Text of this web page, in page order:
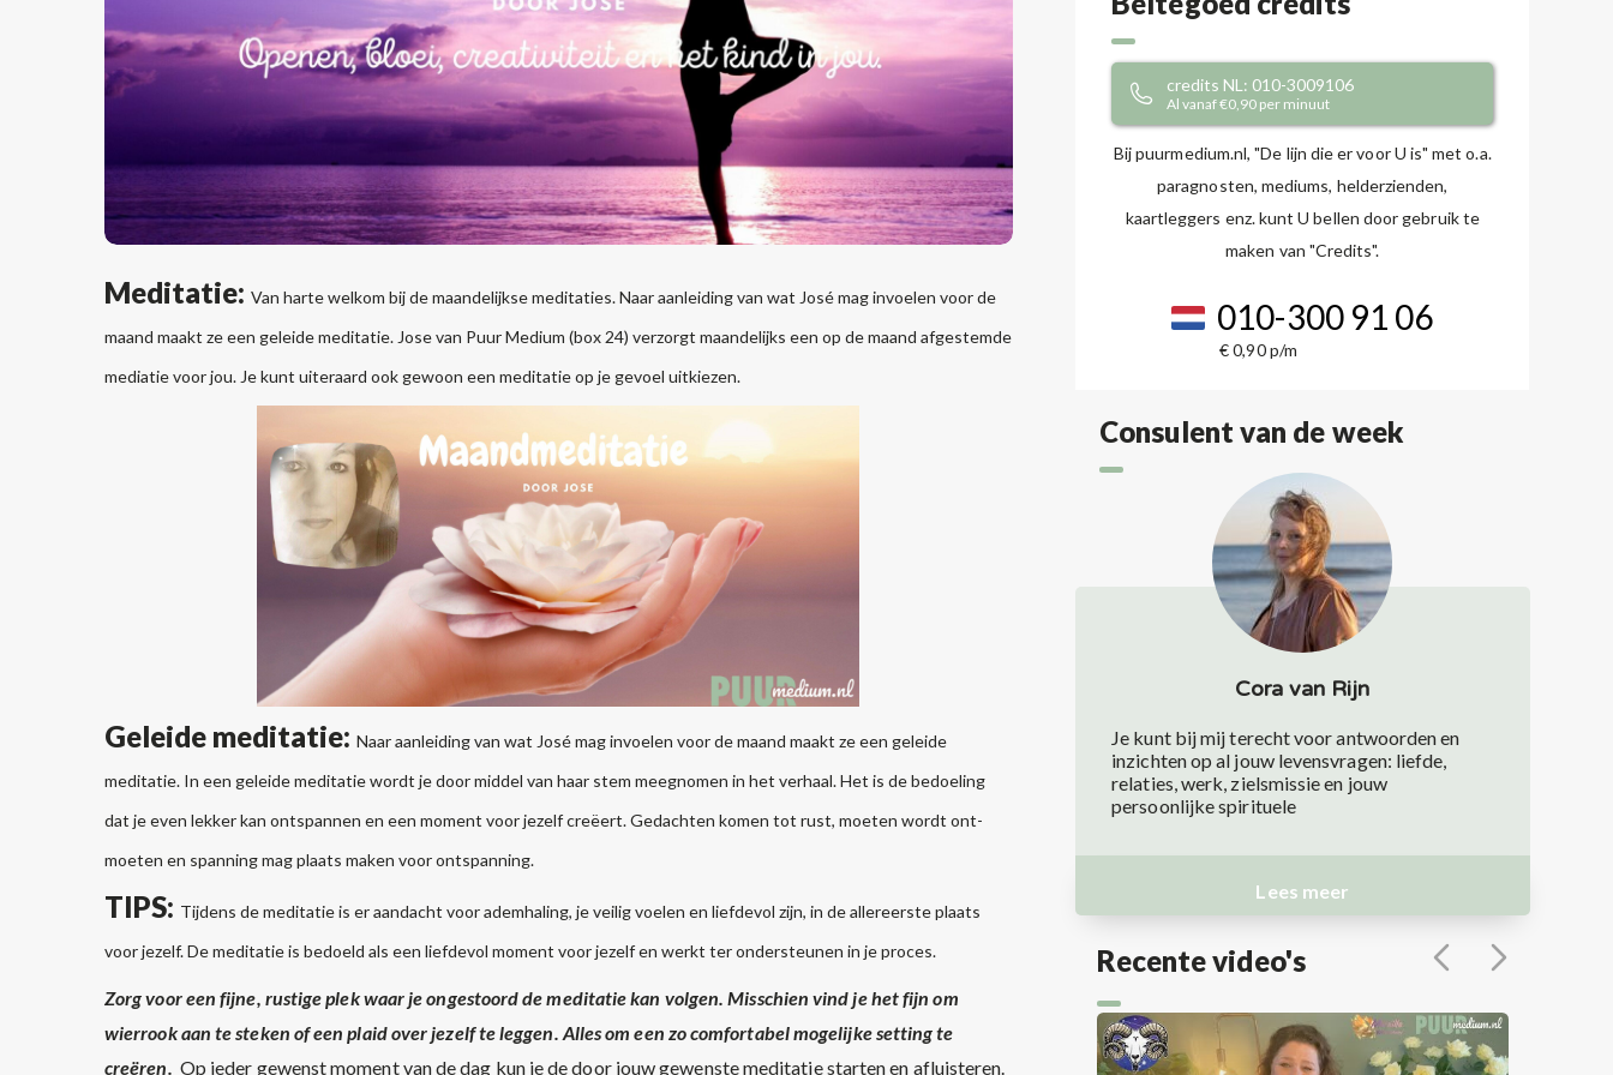
Meditatie: Van harte welkom bij de maandelijkse meditaties. Naar aanleiding van wat Josémag invoelen voor de
maand maakt ze een geleide meditatie. Jose van Puur Medium (box 24) verzorgt maandelijks een op de maand afgestemde
mediatie voor jou. Je kunt uiteraard ook gewoon een meditatie op je gevoel uitkiezen.
Geleide meditatie: Naar aanleiding van wat Josémag invoelen voor de maand maakt ze een geleide
meditatie. In een geleide meditatie wordt je door middel van haar stem meegnomen in het verhaal. Het is de bedoeling
dat je even lekker kan ontspannen en een moment voor jezelf creëert. Gedachten komen tot rust, moeten wordt ont-
moeten en spanning mag plaats maken voor ontspanning.
TIPS: Tijdens de meditatie is er aandacht voor ademhaling, je veilig voelen en liefdevol zijn, in de allereerste plaats
voor jezelf. De meditatie is bedoeld als een liefdevol moment voor jezelf en werkt ter ondersteunen in je proces.
Zorg voor een fijne, rustige plek waar je ongestoord de meditatie kan volgen. Misschien vind je het fijn om
wierrook aan te steken of een plaid over jezelf te leggen. Alles om een zo comfortabel mogelijke setting te
creëren. Op ieder gewenst moment van de dag kun je de door jouw gewenste meditatie starten en afluisteren.
credits NL: 010-3009106
Al vanaf €0,90 per minuut
Bij puurmedium.nl, "De lijn die er voor U is" met o.a.
paragnosten, mediums, helderzienden,
kaartleggers enz. kunt U bellen door gebruik te
maken van "Credits".
010-300 91 06
€ 0,90 p/m
Consulent van de week
Cora van Rijn
Je kunt bij mij terecht voor antwoorden en
inzichten op al jouw levensvragen: liefde,
relaties, werk, zielsmissie en jouw
persoonlijke spirituele
Lees meer
Recente video's